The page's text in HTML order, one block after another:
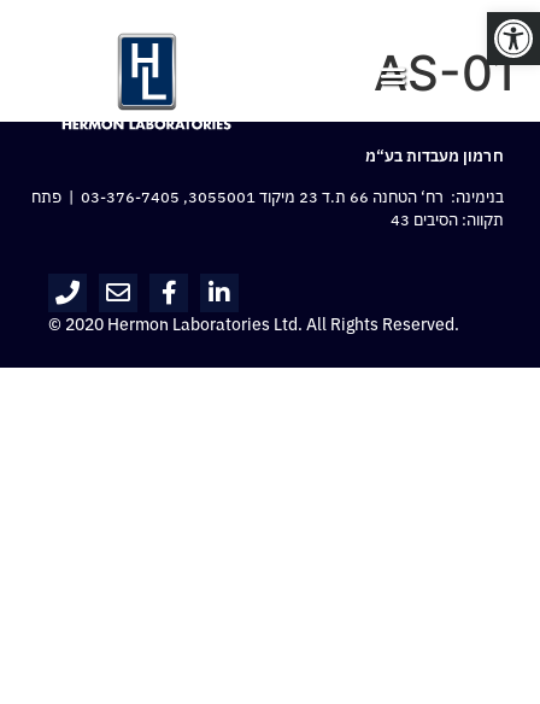
פתח סרגל נגישות
AS-01
חרמון מעבדות בע“מ
בנימינה: רח‘ הטחנה 66 ת.ד 23 מיקוד 3055001,
03-376-7405 | פתח
תקווה: הסיבים 43
© 2020 Hermon Laboratories Ltd. All Rights Reserved.